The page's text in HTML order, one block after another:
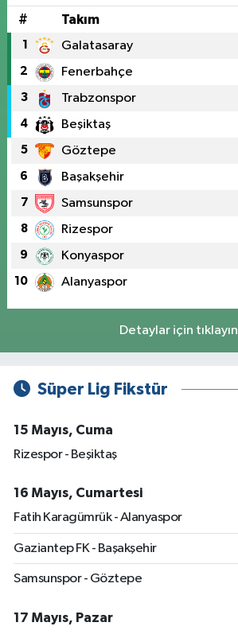
# Takım
1 Galatasaray
2 Fenerbahçe
3 Trabzonspor
4 Beşiktaş
5 Göztepe
6 Başakşehir
7 Samsunspor
8 Rizespor
9 Konyaspor
10 Alanyaspor
Detaylar için tıklayın
Süper Lig Fikstür
15 Mayıs, Cuma
Rizespor - Beşiktaş
16 Mayıs, Cumartesi
Fatih Karagümrük - Alanyaspor
Gaziantep FK - Başakşehir
Samsunspor - Göztepe
17 Mayıs, Pazar